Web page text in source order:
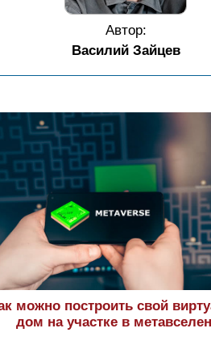
Автор:
Василий Зайцев
можно построить свой
дом на участке в